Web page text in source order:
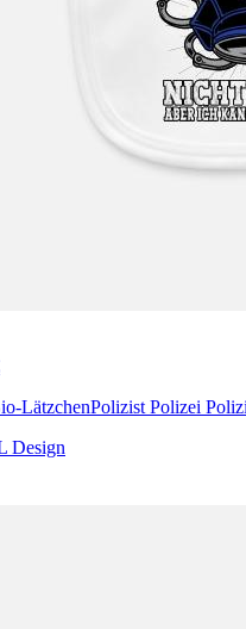
LätzchenPolizist Polizei
Design